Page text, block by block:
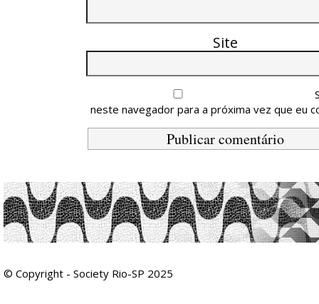
Site
neste navegador para a próxima vez que eu
© Copyright - Society Rio-SP 2025